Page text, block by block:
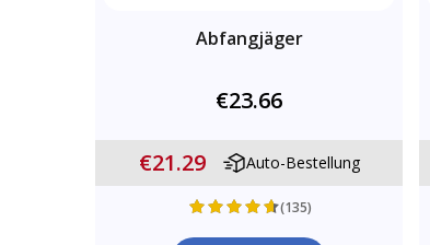
Abfangjäger
€23.66
€21.29 Auto-Bestellung
(135)